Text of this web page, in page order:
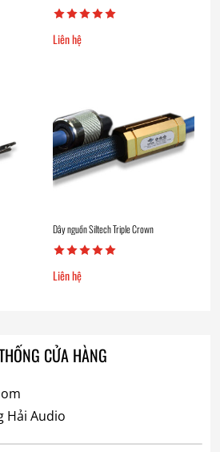
Liên hệ
Dây nguồn Siltech Triple Crown
Liên hệ
CỬA HÀNG
Hải Audio